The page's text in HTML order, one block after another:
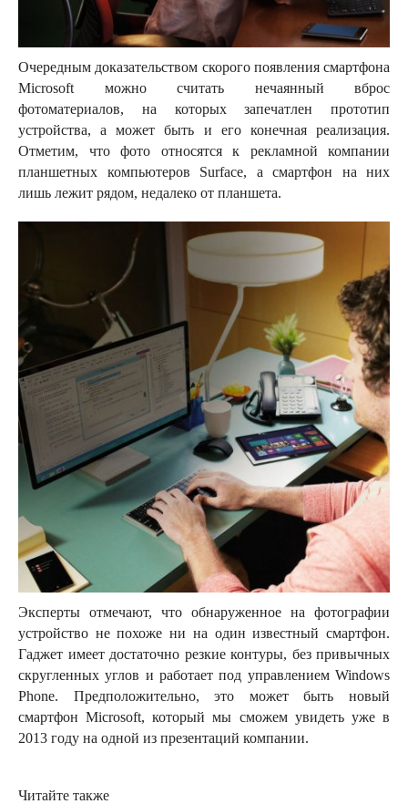
Очередным доказательством скорого появления смартфона
Microsoft можно считать нечаянный вброс
фотоматериалов, на которых запечатлен прототип
устройства, а может быть и его конечная реализация.
Отметим, что фото относятся к рекламной компании
планшетных компьютеров Surface, а смартфон на них
лишь лежит рядом, недалеко от планшета.
Эксперты отмечают, что обнаруженное на фотографии
устройство не похоже ни на один известный смартфон.
Гаджет имеет достаточно резкие контуры, без привычных
скругленных углов и работает под управлением Windows
Phone. Предположительно, это может быть новый
смартфон Microsoft, который мы сможем увидеть уже в
2013 году на одной из презентаций компании.
Читайте также